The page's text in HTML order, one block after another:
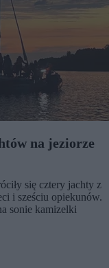
na jeziorze
się cztery jachty z
i sześciu opiekunów.
sonie kamizelki